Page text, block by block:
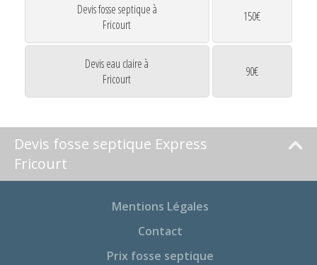
Devis fosse septique à
Fricourt
150€
Devis eau claire à
Fricourt
90€
Devis fosse septique Express
Fricourt
Mentions Légales
Contact
Prix fosse septique